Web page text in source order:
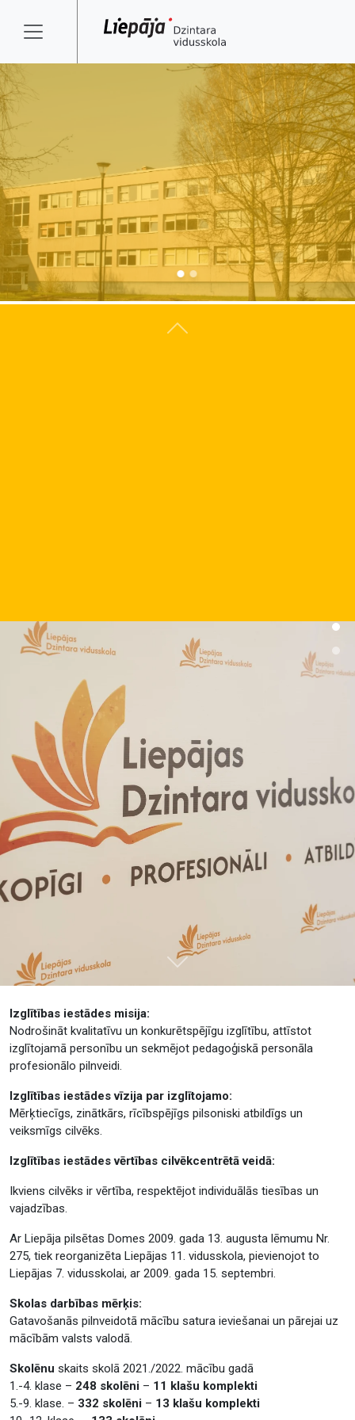
Atpakaļ
Tālāk
Izglītības iestādes misija:
Nodrošināt kvalitatīvu un konkurētspējīgu izglītību, attīstot
izglītojamā personību un sekmējot pedagoģiskā personāla
profesionālo pilnveidi.
Izglītības iestādes vīzija par izglītojamo:
Mērķtiecīgs, zinātkārs, rīcībspējīgs pilsoniski atbildīgs un
veiksmīgs cilvēks.
Izglītības iestādes vērtības cilvēkcentrētā veidā:
Ikviens cilvēks ir vērtība, respektējot individuālās tiesības un
vajadzības.
Ar Liepāja pilsētas Domes 2009. gada 13. augusta lēmumu Nr.
275, tiek reorganizēta Liepājas 11. vidusskola, pievienojot to
Liepājas 7. vidusskolai, ar 2009. gada 15. septembri.
Skolas darbības mērķis:
Gatavošanās pilnveidotā mācību satura ieviešanai un pārejai uz
mācībām valsts valodā.
Skolēnu skaits skolā 2021./2022. mācību gadā
1.-4. klase – 248 skolēni – 11 klašu komplekti
5.-9. klase. – 332 skolēni – 13 klašu komplekti